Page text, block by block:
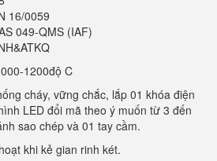
16/0059
049-QMS (IAF)
1200độ C
cháy, vững chắc, lắp 01 khóa điện
LED đổi mã theo ý muốn từ 3 đến
sao chép và 01 tay cầm.
khi kẻ gian rinh két.